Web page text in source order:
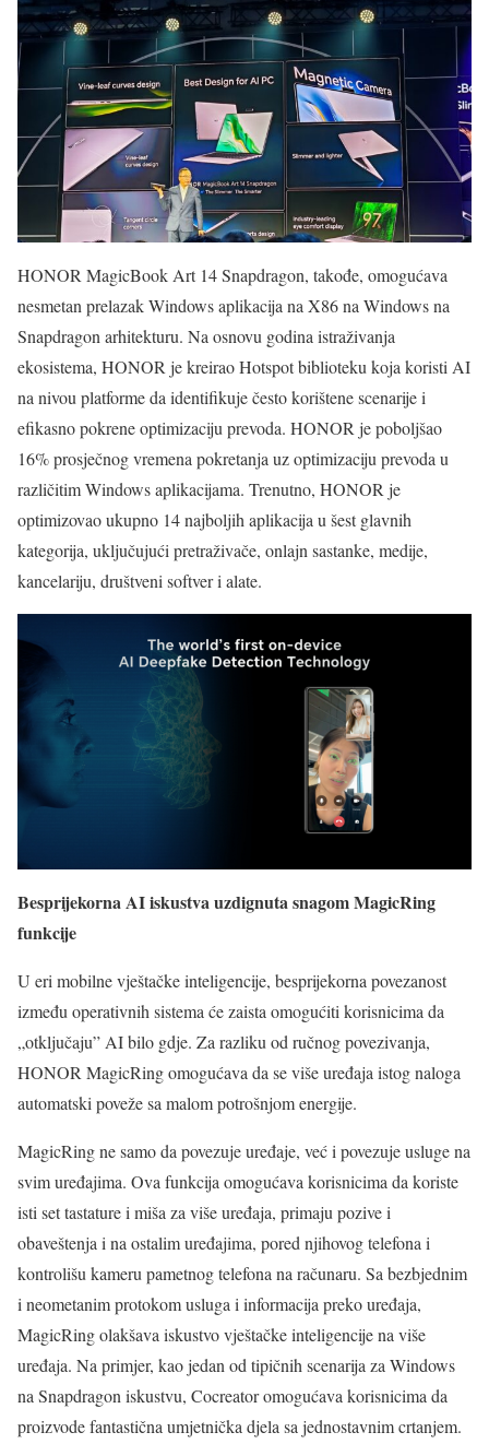
HONOR MagicBook Art 14 Snapdragon, takođe, omogućava
nesmetan prelazak Windows aplikacija na X86 na Windows na
Snapdragon arhitekturu. Na osnovu godina istraživanja
ekosistema, HONOR je kreirao Hotspot biblioteku koja koristi AI
na nivou platforme da identifikuje često korištene scenarije i
efikasno pokrene optimizaciju prevoda. HONOR je poboljšao
16% prosječnog vremena pokretanja uz optimizaciju prevoda u
različitim Windows aplikacijama. Trenutno, HONOR je
optimizovao ukupno 14 najboljih aplikacija u šest glavnih
kategorija, uključujući pretraživače, onlajn sastanke, medije,
kancelariju, društveni softver i alate.
Besprijekorna AI iskustva uzdignuta snagom MagicRing
funkcije
U eri mobilne vještačke inteligencije, besprijekorna povezanost
između operativnih sistema će zaista omogućiti korisnicima da
„otključaju” AI bilo gdje. Za razliku od ručnog povezivanja,
HONOR MagicRing omogućava da se više uređaja istog naloga
automatski poveže sa malom potrošnjom energije.
MagicRing ne samo da povezuje uređaje, već i povezuje usluge na
svim uređajima. Ova funkcija omogućava korisnicima da koriste
isti set tastature i miša za više uređaja, primaju pozive i
obaveštenja i na ostalim uređajima, pored njihovog telefona i
kontrolišu kameru pametnog telefona na računaru. Sa bezbjednim
i neometanim protokom usluga i informacija preko uređaja,
MagicRing olakšava iskustvo vještačke inteligencije na više
uređaja. Na primjer, kao jedan od tipičnih scenarija za Windows
na Snapdragon iskustvu, Cocreator omogućava korisnicima da
proizvode fantastična umjetnička djela sa jednostavnim crtanjem.